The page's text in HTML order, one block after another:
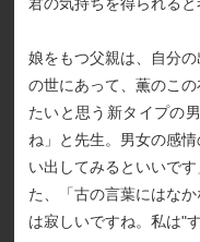
娘をもつ父親は、自分
の世にあって、薫のこ
たいと思う新タイプの
ね」と先生。男女の感
い出してみるといいで
た、「古の言葉にはな
は寂しいですね。私は"